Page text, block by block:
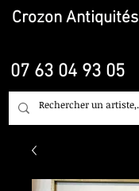
Crozon Antiquités
07 63 04 93 05